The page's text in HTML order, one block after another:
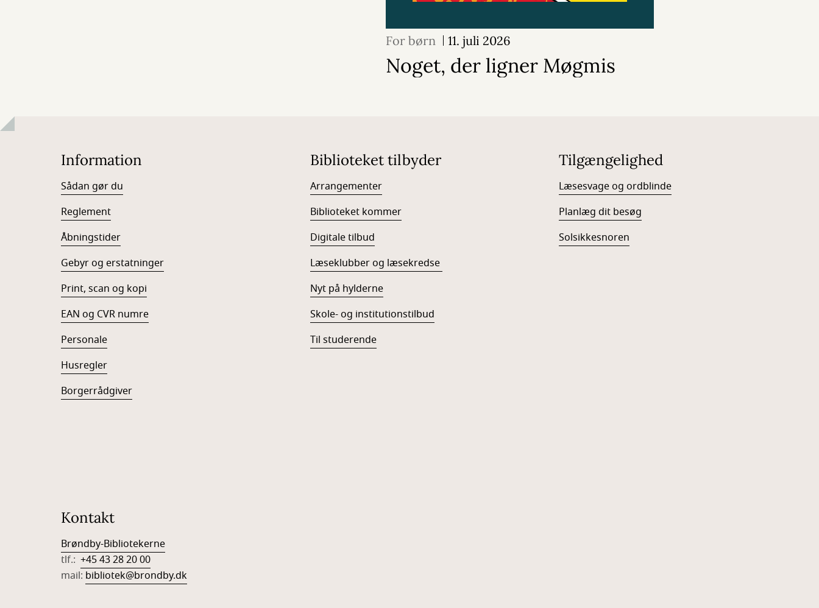
For børn 11. juli 2026
Noget, der ligner Møgmis
Information
Sådan gør du
Reglement
Åbningstider
Gebyr og erstatninger
Print, scan og kopi
EAN og CVR numre
Personale
Husregler
Borgerrådgiver
Biblioteket tilbyder
Arrangementer
Biblioteket kommer
Digitale tilbud
Læseklubber og læsekredse
Nyt på hylderne
Skole- og institutionstilbud
Til studerende
Tilgængelighed
Læsesvage og ordblinde
Planlæg dit besøg
Solsikkesnoren
Kontakt
Brøndby-Bibliotekerne
tlf.: +45 43 28 20 00
mail: bibliotek@brondby.dk